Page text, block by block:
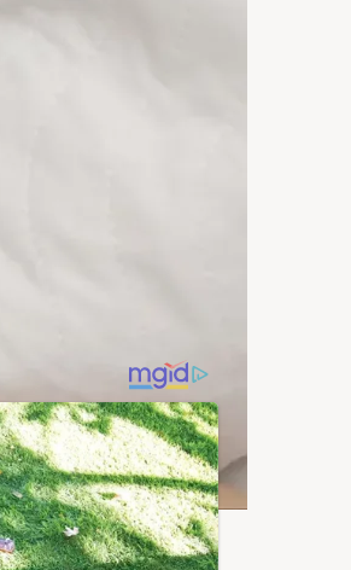
festgenommen
Druck: Warum